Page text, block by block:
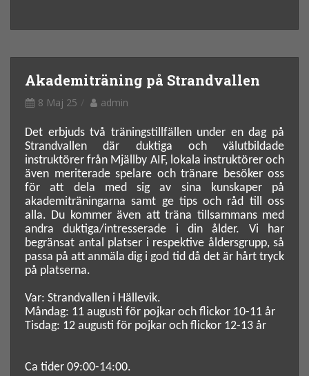
Akademiträning på Strandvallen
8 Maj 25 admin
Det erbjuds två träningstillfällen under en dag på
Strandvallen där duktiga och välutbildade
instruktörer från Mjällby AIF, lokala instruktörer och
även meriterade spelare och tränare besöker oss
för att dela med sig av sina kunskaper på
akademiträningarna samt ge tips och råd till oss
alla. Du kommer även att träna tillsammans med
andra duktiga/intresserade i din ålder. Vi har
begränsat antal platser i respektive åldersgrupp, så
passa på att anmäla dig i god tid då det är hårt tryck
på platserna.
Var: Strandvallen i Hällevik.
Måndag: 11 augusti för pojkar och flickor 10-11 år
Tisdag: 12 augusti för pojkar och flickor 12-13 år
Ca tider 09:00-14:00.